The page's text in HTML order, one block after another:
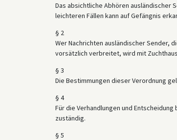
Das absichtliche Abhören ausländischer
leichteren Fällen kann auf Gefängnis
§ 2
Wer Nachrichten ausländischer Sender,
vorsätzlich verbreitet, wird mit
§ 3
Die Bestimmungen dieser Verordnung
§ 4
Für die Verhandlungen und
zuständig.
§ 5